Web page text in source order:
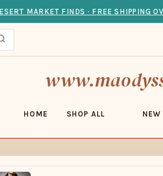
MARKET FINDS · FREE SHIPPING
HOME SHOP ALL NEW